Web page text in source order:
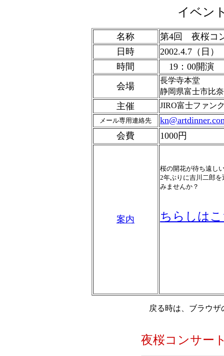
イベン
名称
第4回 夜桜コ
日時
2002.4.7（
時間
19：00開演
会場
長学寺本堂
静岡県富士市比
主催 JIRO富士ファン
メール専用連絡先
会費
1000円
案内
桜の開花が待ち遠し
2年ぶりに吉川二郎
みませんか？
ちらしは
戻る時は、ブラウ
夜桜コンサー